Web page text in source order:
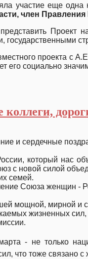
участие еще одна
член
Проект
государственными
проекта с
его социально
и сердечные
который нас
с новой силой
семей.
Союза женщин -
мощной, мирной и
жизненных
- не только
что тоже связано